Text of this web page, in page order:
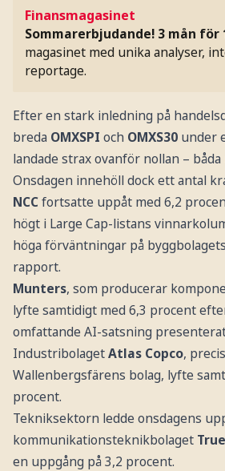
Finansmagasinet
Sommarerbjudande! 3 mån för
magasinet med unika analyser,
reportage.
Efter en stark inledning på
breda OMXSPI och OMXS30 under
landade strax ovanför nollan –
Onsdagen innehöll dock ett antal
NCCfortsatte uppåt med 6,2
högt i Large Cap-listans
höga förväntningar på
rapport.
Munters, som producerar
lyfte samtidigt med 6,3 procent
omfattande AI-satsning
IndustribolagetAtlas Copco,
Wallenbergsfärens bolag, lyfte
procent.
Tekniksektorn ledde onsdagens
kommunikationsteknikbolaget
en uppgång på 3,2 procent.